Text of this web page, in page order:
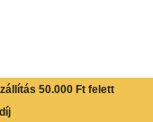
50.000 Ft felett